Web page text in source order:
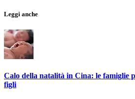
Leggi anche
Calo della natalità in Cina: le famiglie
figli